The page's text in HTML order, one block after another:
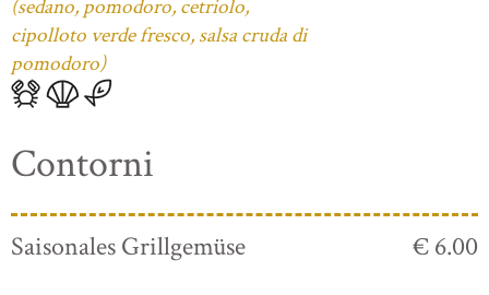
(sedano, pomodoro, cetriolo,
cipolloto verde fresco, salsa cruda di
pomodoro)
Contorni
Saisonales Grillgemüse € 6.00